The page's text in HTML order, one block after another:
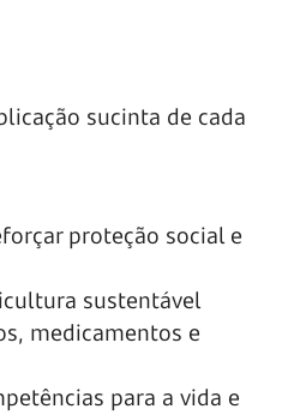
sucinta de cada
proteção social e
sustentável
medicamentos e
para a vida e